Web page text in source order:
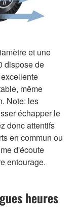
et une
dispose de
même
Note: les
échapper le
donc attentifs
en commun ou
d'écoute
entourage.
heures